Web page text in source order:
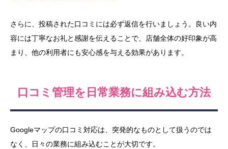
さらに、投稿された口コミには必ず返信を行いましょう。良い内
容には丁寧なお礼と感謝を伝えることで、店舗全体の好印象が高
まり、他の利用者にも安心感を与える効果があります。
口コミ管理を日常業務に組み込む方法
Googleマップの口コミ対応は、突発的なものとして扱うのでは
なく、日々の業務に組み込むことが大切です。